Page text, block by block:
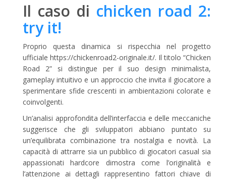
Il caso di chicken road 2:
try it!
Proprio questa dinamica si rispecchia nel progetto
ufficiale https://chickenroad2-originale.it/. Il titolo “Chicken
Road 2” si distingue per il suo design minimalista,
gameplay intuitivo e un approccio che invita il giocatore a
sperimentare sfide crescenti in ambientazioni colorate e
coinvolgenti.
Un’analisi approfondita dell’interfaccia e delle meccaniche
suggerisce che gli sviluppatori abbiano puntato su
un’equilibrata combinazione tra nostalgia e novità. La
capacità di attrarre sia un pubblico di giocatori casual sia
appassionati hardcore dimostra come l’originalità e
l’attenzione ai dettagli rappresentino fattori chiave di